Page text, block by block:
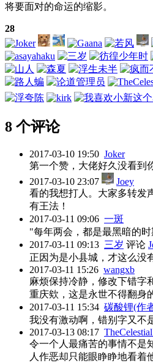
将要面对的命运的缩影。
28
8 个评论
2017-03-10 19:50 Joker
第一个赞，大佬好久没看到
2017-03-10 23:07
Joey
看的我想打人。大家多转发
有王法！
2017-03-11 09:06 一斑
"每年两会，都是最黑暗的时
2017-03-11 09:13 三岁 评论
正因为是小县城，才这么没
2017-03-11 15:26 wangxb
麻烦保持冷静，修改下错字
重庆欸，这是永世不得翻身
2017-03-11 15:34 碳酸锂(作
我没有激动啊，错别字又不
2017-03-13 08:17
令一个人最痛苦的事情不是
人作恶却只能眼睁睁地看着